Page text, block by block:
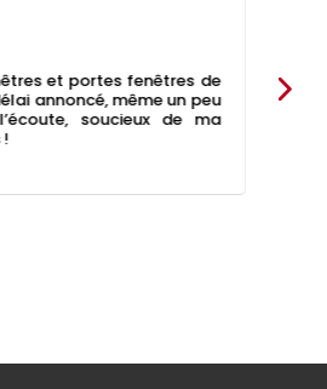
et portes fenêtres de
annoncé, même un peu
soucieux de ma